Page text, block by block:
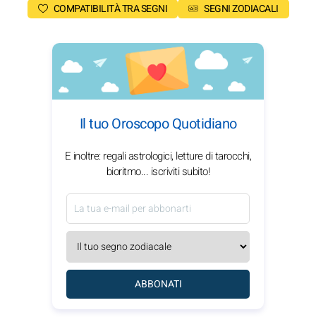
COMPATIBILITÀ TRA SEGNI
SEGNI ZODIACALI
Il tuo Oroscopo Quotidiano
E inoltre: regali astrologici, letture di tarocchi,
bioritmo... iscriviti subito!
ABBONATI